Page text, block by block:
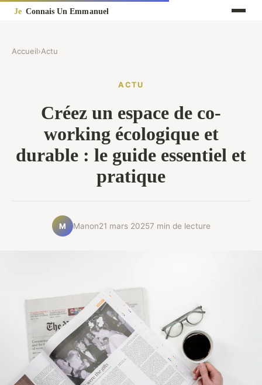
Accueil›Actu
ACTU
Créez un espace de co-
working écologique et
durable : le guide essentiel et
pratique
M Manon21 mars 20257 min de lecture